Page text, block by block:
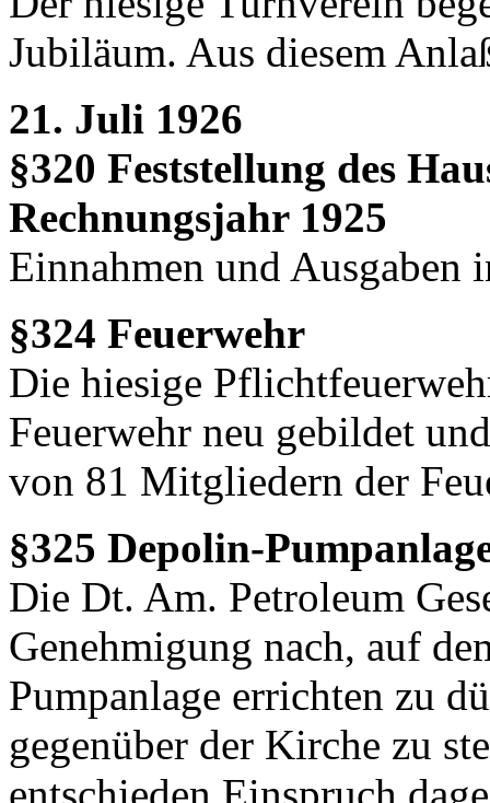
Jubiläum. Aus diesem
21. Juli 1926
§320 Feststellung des
Rechnungsjahr 1925
Einnahmen und
§324 Feuerwehr
Die hiesige
Feuerwehr neu gebildet
von 81 Mitgliedern der
§325 Depolin-
Die Dt. Am. Petroleum
Genehmigung nach, auf
Pumpanlage errichten zu
gegenüber der Kirche zu